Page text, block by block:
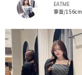
EATME
寧音/156cm